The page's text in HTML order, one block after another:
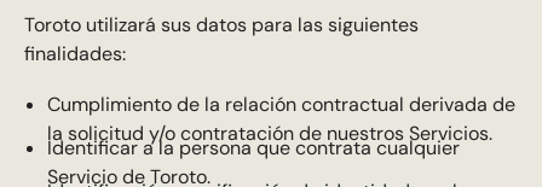
Toroto utilizará sus datos para las siguientes
finalidades:
Cumplimiento de la relación contractual derivada de
la solicitud y/o contratación de nuestros Servicios.
Identificar a la persona que contrata cualquier
Servicio de Toroto.